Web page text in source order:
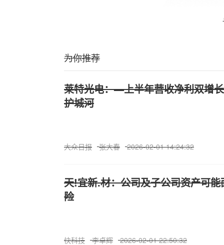
为你推荐
莱特光电：—上半年营收净利双增
护城河
大众日报 张大春 2026-02-01 14:24:32
天!宜新.材：公司及子公司资产可
险
快科技 李卓辉 2026-02-01 22:50:32